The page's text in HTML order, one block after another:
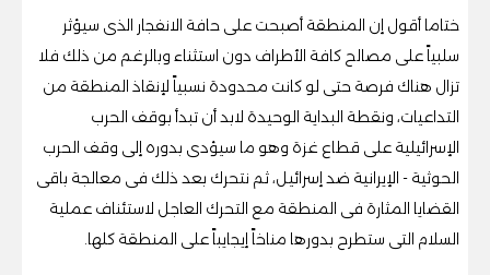
ختاما أقول إن المنطقة أصبحت على حافة الانفجار الذى سيؤثر
سلبياً على مصالح كافة الأطراف دون استثناء وبالرغم من ذلك فلا
تزال هناك فرصة حتى لو كانت محدودة نسبياً لإنقاذ المنطقة من
التداعيات، ونقطة البداية الوحيدة لابد أن تبدأ بوقف الحرب
الإسرائيلية على قطاع غزة وهو ما سيؤدى بدوره إلى وقف الحرب
الحوثية - الإيرانية ضد إسرائيل، ثم نتحرك بعد ذلك فى معالجة باقى
القضايا المثارة فى المنطقة مع التحرك العاجل لاستئناف عملية
السلام التى ستطرح بدورها مناخاً إيجايباً على المنطقة كلها.